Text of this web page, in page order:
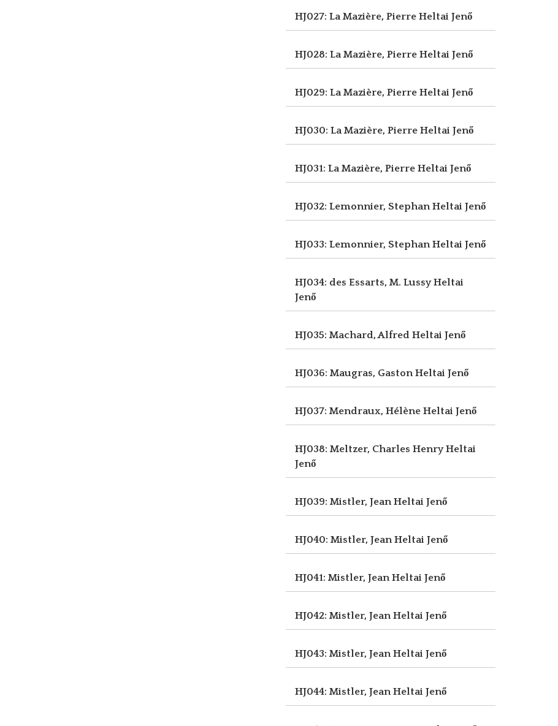
HJ027: La Mazière, Pierre Heltai Jenő
HJ028: La Mazière, Pierre Heltai Jenő
HJ029: La Mazière, Pierre Heltai Jenő
HJ030: La Mazière, Pierre Heltai Jenő
HJ031: La Mazière, Pierre Heltai Jenő
HJ032: Lemonnier, StephanHeltai Jenő
HJ033: Lemonnier, StephanHeltai Jenő
HJ034: des Essarts, M. LussyHeltai
Jenő
HJ035: Machard, Alfred Heltai Jenő
HJ036: Maugras, GastonHeltai Jenő
HJ037: Mendraux, Hélène Heltai Jenő
HJ038: Meltzer, Charles HenryHeltai
Jenő
HJ039: Mistler, JeanHeltai Jenő
HJ040: Mistler, JeanHeltai Jenő
HJ041: Mistler, JeanHeltai Jenő
HJ042: Mistler, JeanHeltai Jenő
HJ043: Mistler, JeanHeltai Jenő
HJ044: Mistler, JeanHeltai Jenő